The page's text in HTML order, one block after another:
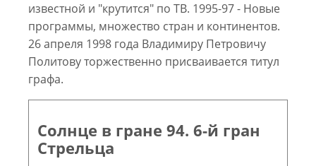
известной и "крутится" по ТВ. 1995-97 - Новые
программы, множество стран и континентов.
26 апреля 1998 года Владимиру Петровичу
Политову торжественно присваивается титул
графа.
Солнце в гране 94. 6-й гран
Стрельца